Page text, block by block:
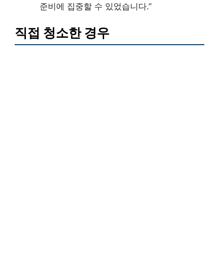
준비에 집중할 수 있었습니다.”
직접 청소한 경우